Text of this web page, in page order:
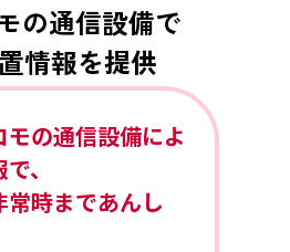
の通信設備で
情報を提供
モの通信設備によ
、
常時まであんし